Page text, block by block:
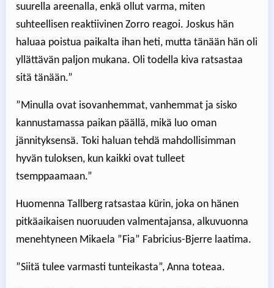
suurella areenalla, enkä ollut varma, miten
suhteellisen reaktiivinen Zorro reagoi. Joskus hän
haluaa poistua paikalta ihan heti, mutta tänään hän oli
yllättävän paljon mukana. Oli todella kiva ratsastaa
sitä tänään.”
”Minulla ovat isovanhemmat, vanhemmat ja sisko
kannustamassa paikan päällä, mikä luo oman
jännityksensä. Toki haluan tehdä mahdollisimman
hyvän tuloksen, kun kaikki ovat tulleet
tsemppaamaan.”
Huomenna Tallberg ratsastaa kürin, joka on hänen
pitkäaikaisen nuoruuden valmentajansa, alkuvuonna
menehtyneen Mikaela ”Fia” Fabricius-Bjerre laatima.
”Siitä tulee varmasti tunteikasta”, Anna toteaa.